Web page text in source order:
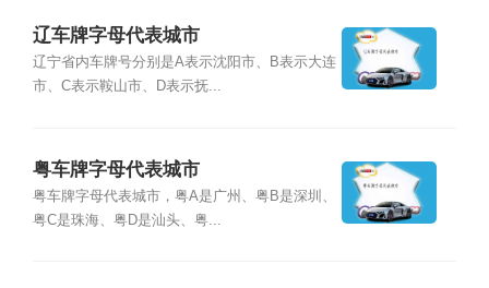
辽车牌字母代表城市
辽宁省内车牌号分别是A表示沈阳市、B表示大连
市、C表示鞍山市、D表示抚...
粤车牌字母代表城市
粤车牌字母代表城市，粤A是广州、粤B是深圳、
粤C是珠海、粤D是汕头、粤...